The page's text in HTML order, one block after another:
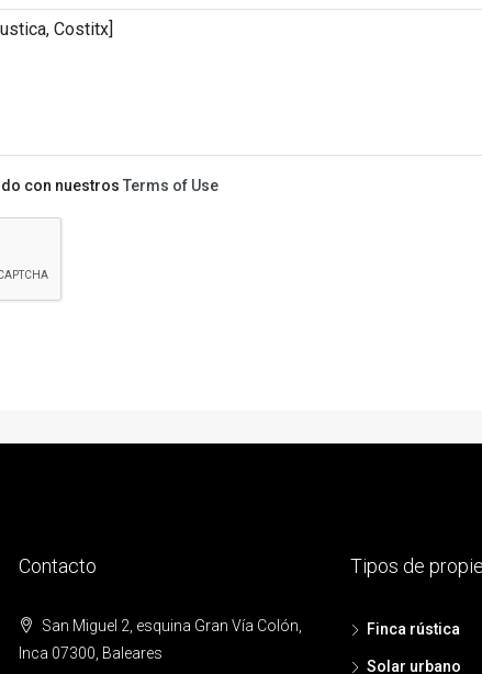
con nuestros Terms of Use
Contacto
San Miguel 2, esquina Gran Vía Colón,
Inca 07300, Baleares
Tipos de
Finca rústica
Solar urbano